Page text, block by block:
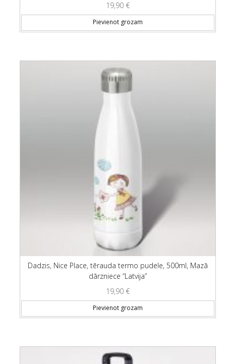
19,90 €
Pievienot grozam
Dadzis, Nice Place, tērauda termo pudele, 500ml, Mazā
dārzniece “Latvija”
19,90 €
Pievienot grozam